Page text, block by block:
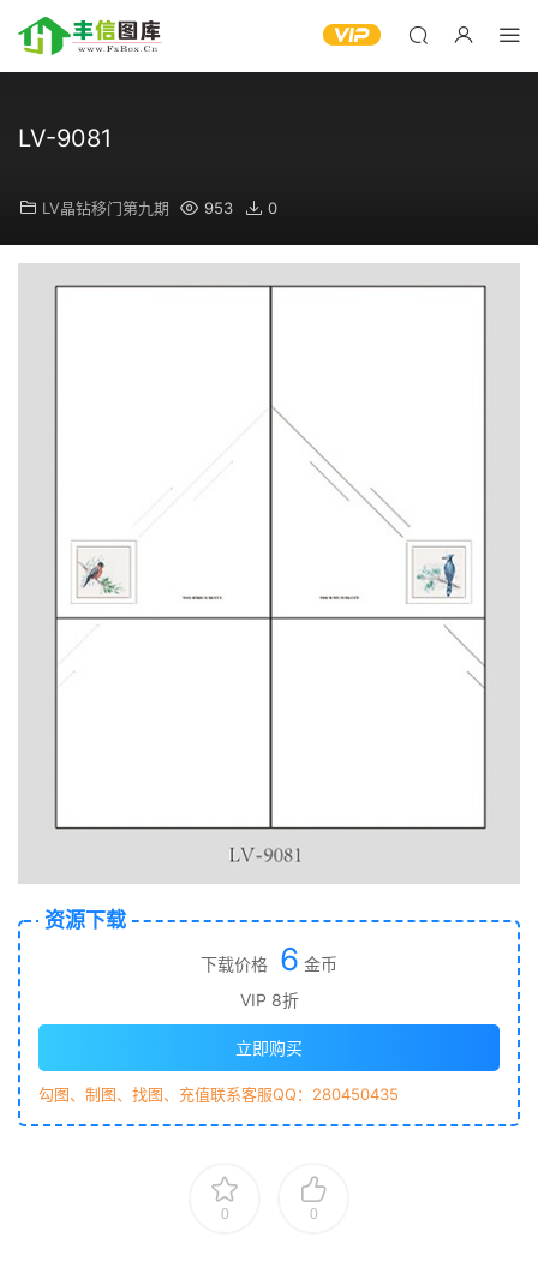
LV-9081
LV晶钻移门第九期 953 0
资源下载
下载价格 6 金币
VIP 8折
立即购买
勾图、制图、找图、充值联系客服QQ：280450435
0 0